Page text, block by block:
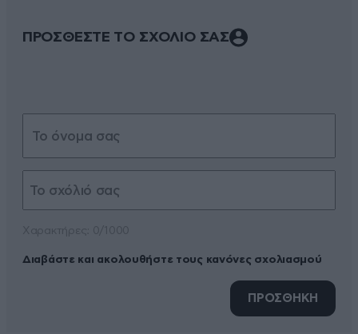
ΠΡΟΣΘΕΣΤΕ ΤΟ ΣΧΟΛΙΟ ΣΑΣ
Διαβάστε και ακολουθήστε τους κανόνες σχολιασμού
ΠΡΟΣΘΗΚΗ